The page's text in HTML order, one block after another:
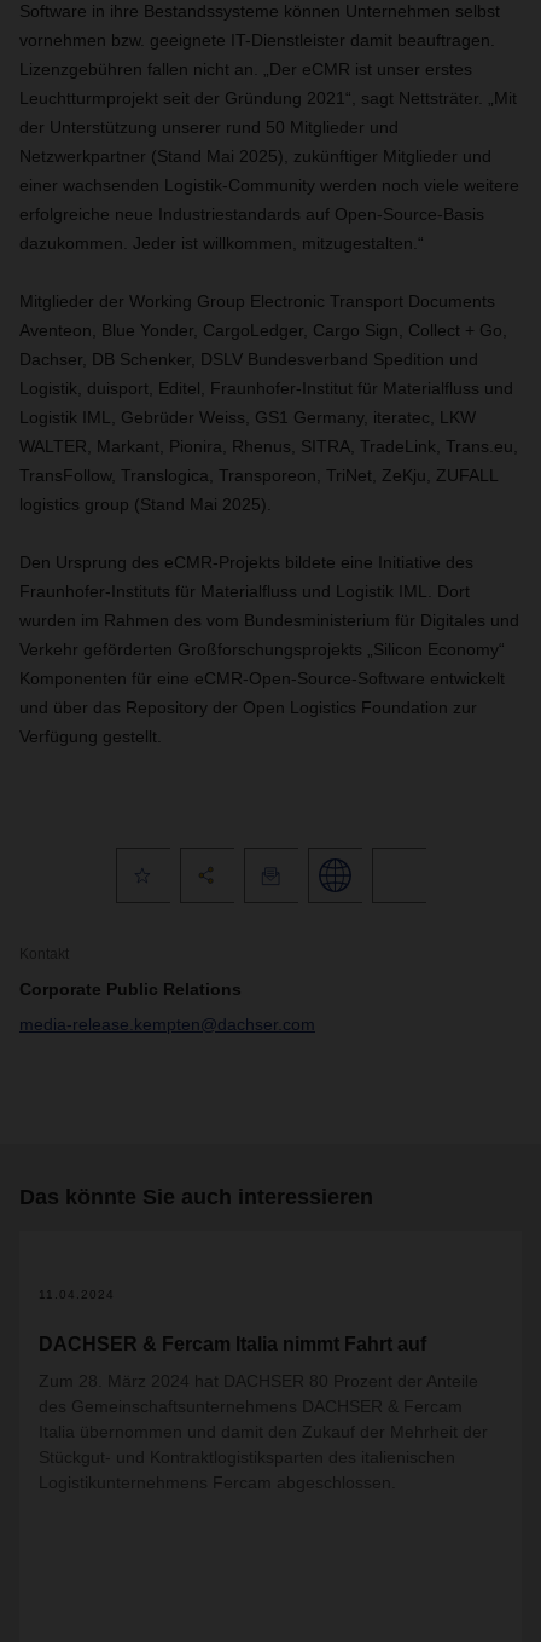
Software in ihre Bestandssysteme können Unternehmen selbst
vornehmen bzw. geeignete IT-Dienstleister damit beauftragen.
Lizenzgebühren fallen nicht an. „Der eCMR ist unser erstes
Leuchtturmprojekt seit der Gründung 2021“, sagt Nettsträter. „Mit
der Unterstützung unserer rund 50 Mitglieder und
Netzwerkpartner (Stand Mai 2025), zukünftiger Mitglieder und
einer wachsenden Logistik-Community werden noch viele weitere
erfolgreiche neue Industriestandards auf Open-Source-Basis
dazukommen. Jeder ist willkommen, mitzugestalten.“
Mitglieder der Working Group Electronic Transport Documents
Aventeon, Blue Yonder, CargoLedger, Cargo Sign, Collect + Go,
Dachser, DB Schenker, DSLV Bundesverband Spedition und
Logistik, duisport, Editel, Fraunhofer-Institut für Materialfluss und
Logistik IML, Gebrüder Weiss, GS1 Germany, iteratec, LKW
WALTER, Markant, Pionira, Rhenus, SITRA, TradeLink, Trans.eu,
TransFollow, Translogica, Transporeon, TriNet, ZeKju, ZUFALL
logistics group (Stand Mai 2025).
Den Ursprung des eCMR-Projekts bildete eine Initiative des
Fraunhofer-Instituts für Materialfluss und Logistik IML. Dort
wurden im Rahmen des vom Bundesministerium für Digitales und
Verkehr geförderten Großforschungsprojekts „Silicon Economy“
Komponenten für eine eCMR-Open-Source-Software entwickelt
und über das Repository der Open Logistics Foundation zur
Verfügung gestellt.
Kontakt
Corporate Public Relations
media-release.kempten@dachser.com
Das könnte Sie auch interessieren
11.04.2024
DACHSER & Fercam Italia nimmt Fahrt auf
Zum 28. März 2024 hat DACHSER 80 Prozent der Anteile
des Gemeinschaftsunternehmens DACHSER & Fercam
Italia übernommen und damit den Zukauf der Mehrheit der
Stückgut- und Kontraktlogistiksparten des italienischen
Logistikunternehmens Fercam abgeschlossen.